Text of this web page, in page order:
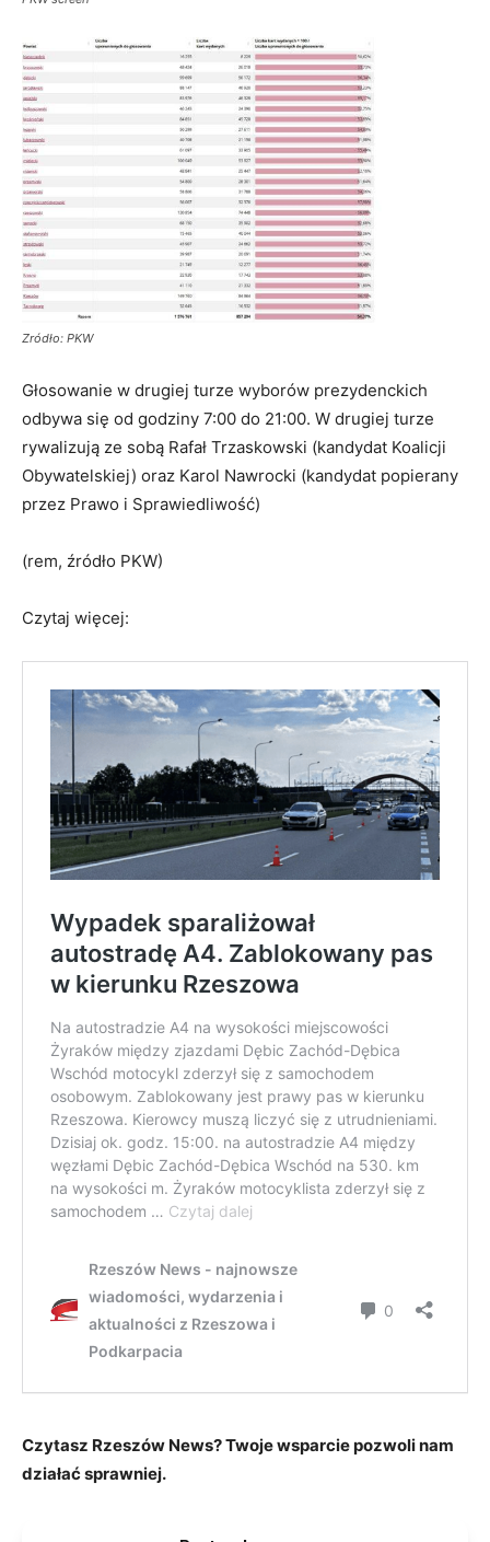
Zródło: PKW
Głosowanie w drugiej turze wyborów prezydenckich
odbywa się od godziny 7:00 do 21:00. W drugiej turze
rywalizują ze sobą Rafał Trzaskowski (kandydat Koalicji
Obywatelskiej) oraz Karol Nawrocki (kandydat popierany
przez Prawo i Sprawiedliwość)
(rem, źródło PKW)
Czytaj więcej:
Czytasz Rzeszów News? Twoje wsparcie pozwoli nam
działać sprawniej.